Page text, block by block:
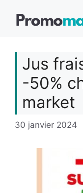
Jus
-50%
market
30 janvier 2024